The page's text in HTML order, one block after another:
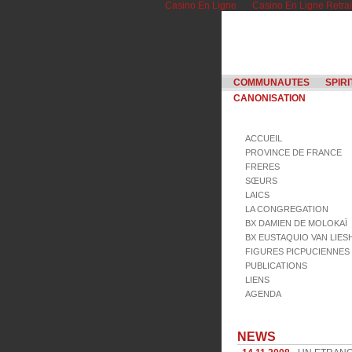
Casino En Ligne Casino En Ligne
COMMUNAUTES
CANONISATION
ACCUEIL
PROVINCE DE FRANCE
FRERES
SŒURS
LAICS
LA CONGREGATION
BX DAMIEN DE MOLOKAÏ
BX EUSTAQUIO VAN
FIGURES PICPUCIENNES
PUBLICATIONS
LIENS
AGENDA
NEWS
14.11.2008 • UN